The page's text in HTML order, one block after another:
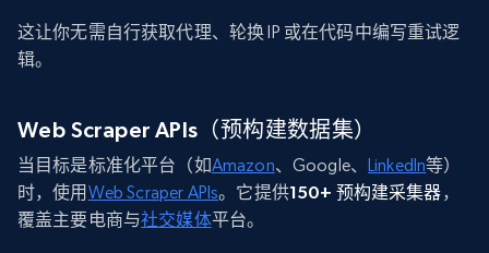
这让你无需自行获取代理、轮换 IP 或在代码中编写重试逻
辑。
Web Scraper APIs（预构建数据集）
当目标是标准化平台（如Amazon、Google、 LinkedIn等）
时，使用 Web Scraper APIs。它提供150+ 预构建采集器，
覆盖主要电商与社交媒体平台。